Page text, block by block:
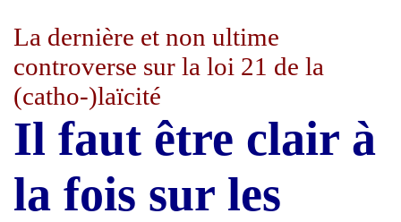
La dernière et non ultime
controverse sur la loi 21 de la
(catho-)laïcité
Il faut être clair à
la fois sur les